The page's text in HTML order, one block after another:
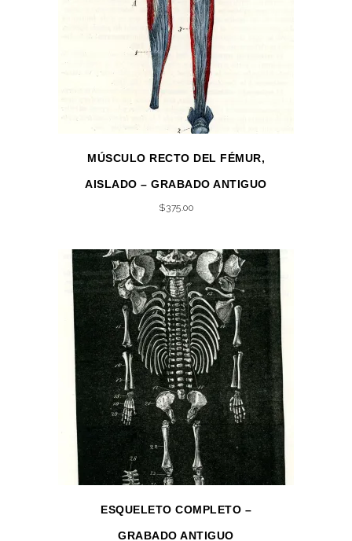
MÚSCULO RECTO DEL FÉMUR,
AISLADO – GRABADO ANTIGUO
$375.00
ESQUELETO COMPLETO –
GRABADO ANTIGUO